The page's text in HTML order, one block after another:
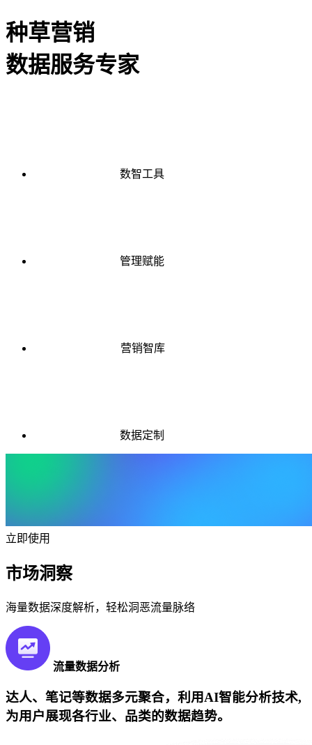
种草营销
数据服务专家
数智工具
管理赋能
营销智库
数据定制
立即使用
市场洞察
海量数据深度解析，轻松洞恶流量脉络
流量数据分析
达人、笔记等数据多元聚合，利用AI智能分析技术,
为用户展现各行业、品类的数据趋势。